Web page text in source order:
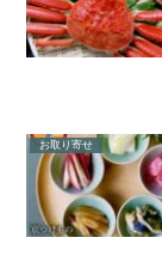
お取り寄せ